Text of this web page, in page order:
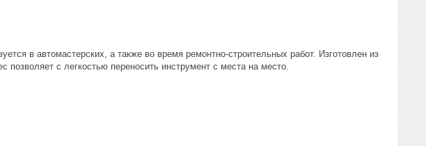
в автомастерских, а также во время ремонтно-строительных работ. Изготовлен из
с легкостью переносить инструмент с места на место.